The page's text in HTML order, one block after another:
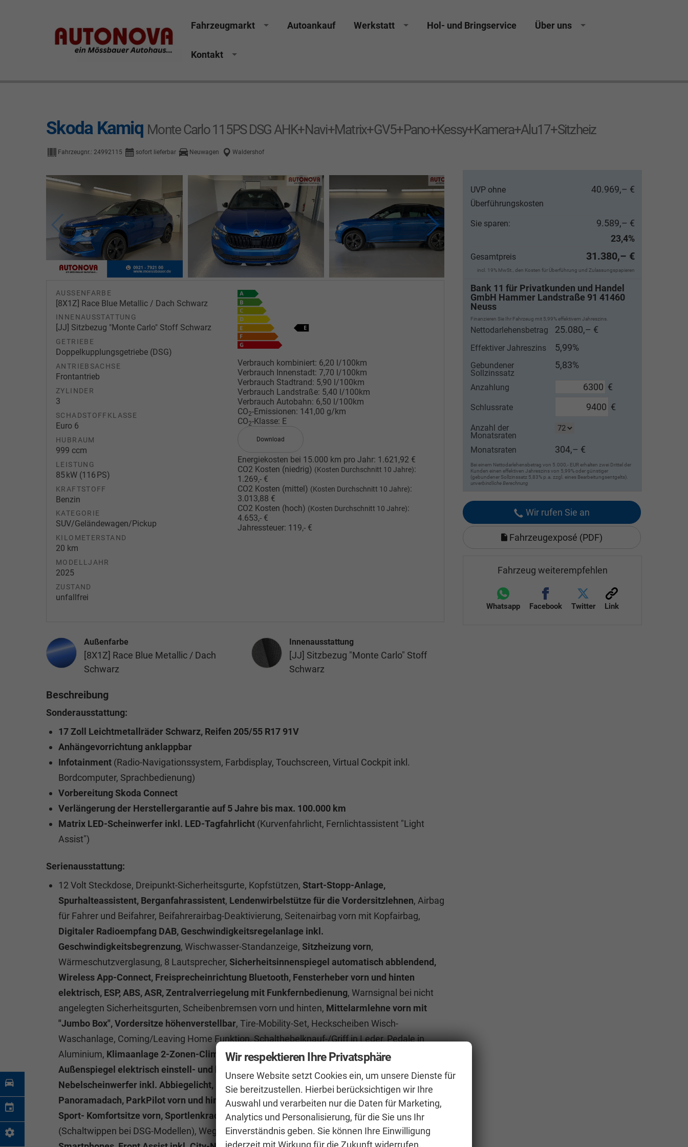
Skoda Kamiq Bayreuth Nützel Mössbauer Autonova Brucker Räthel MGS Autohaus günstig Finanzierung Leasing Neuwagen Gebrauchtwagen Jahreswagen
Fahrzeugmarkt Autoankauf Werkstatt Hol- und Bringservice Über uns
Kontakt
Skoda Kamiq Monte Carlo 115PS DSG AHK+Navi+Matrix+GV5+Pano+Kessy+Kamera+Alu17+Sitzheiz
Fahrzeugnr.: 24992115 sofort lieferbar Neuwagen Waldershof
UVP ohne
Überführungskosten
40.969,– €
Sie sparen:
9.589,– €
23,4%
Gesamtpreis 31.380,– €
incl. 19% MwSt., den Kosten für Überführung und Zulassungspapieren
Bank 11 für Privatkunden und Handel
GmbH Hammer Landstraße 91 41460
Neuss
Finanzieren Sie Ihr Fahrzeug mit 5,99% effektivem Jahreszins.
Nettodarlehensbetrag 25.080,– €
Effektiver Jahreszins 5,99%
Gebundener
Sollzinssatz
5,83%
Anzahlung €
Schlussrate €
Anzahl der
Monatsraten
Monatsraten
304,– €
Bei einem Nettodarlehensbetrag von 5.000,- EUR erhalten zwei Drittel der
Kunden einen effektiven Jahreszins von 5,99% oder günstiger
(gebundener Sollzinssatz 5,83% p.a. zzgl. eines Bearbeitungsentgelts).
unverbindliche Berechnung
Wir rufen Sie an
Fahrzeugexposé (PDF)
Fahrzeug weiterempfehlen
Whatsapp Facebook Twitter Link
AUSSENFARBE
[8X1Z] Race Blue Metallic / Dach Schwarz
INNENAUSSTATTUNG
[JJ] Sitzbezug "Monte Carlo" Stoff Schwarz
GETRIEBE
Doppelkupplungsgetriebe (DSG)
ANTRIEBSACHSE
Frontantrieb
ZYLINDER
3
SCHADSTOFFKLASSE
Euro 6
HUBRAUM
999 ccm
LEISTUNG
85 kW (116 PS)
KRAFTSTOFF
Benzin
KATEGORIE
SUV/Geländewagen/Pickup
KILOMETERSTAND
20 km
MODELLJAHR
2025
ZUSTAND
unfallfrei
Verbrauch kombiniert: 6,20 l/100km
Verbrauch Innenstadt: 7,70 l/100km
Verbrauch Stadtrand: 5,90 l/100km
Verbrauch Landstraße: 5,40 l/100km
Verbrauch Autobahn: 6,50 l/100km
CO2-Emissionen: 141,00 g/km
CO2-Klasse: E
Download
Energiekosten bei 15.000 km pro Jahr: 1.621,92 €
CO2 Kosten (niedrig) (Kosten Durchschnitt 10 Jahre):
1.269,- €
CO2 Kosten (mittel) (Kosten Durchschnitt 10 Jahre):
3.013,88 €
CO2 Kosten (hoch) (Kosten Durchschnitt 10 Jahre):
4.653,- €
Jahressteuer: 119,- €
Außenfarbe
[8X1Z] Race Blue Metallic / Dach
Schwarz
Innenausstattung
Innenausstattung
[JJ] Sitzbezug "Monte Carlo" Stoff
Schwarz
Beschreibung
Sonderausstattung:
17 Zoll Leichtmetallräder Schwarz, Reifen 205/55 R17 91V
Anhängevorrichtung anklappbar
Infotainment (Radio-Navigationssystem, Farbdisplay, Touchscreen, Virtual Cockpit inkl.
Bordcomputer, Sprachbedienung)
Vorbereitung Skoda Connect
Verlängerung der Herstellergarantie auf 5 Jahre bis max. 100.000 km
Matrix LED-Scheinwerfer inkl. LED-Tagfahrlicht (Kurvenfahrlicht, Fernlichtassistent "Light
Assist")
Serienausstattung:
12 Volt Steckdose, Dreipunkt-Sicherheitsgurte, Kopfstützen, Start-Stopp-Anlage,
Spurhalteassistent, Berganfahrassistent, Lendenwirbelstütze für die Vordersitzlehnen, Airbag
für Fahrer und Beifahrer, Beifahrerairbag-Deaktivierung, Seitenairbag vorn mit Kopfairbag,
Digitaler Radioempfang DAB, Geschwindigkeitsregelanlage inkl.
Geschwindigkeitsbegrenzung, Wischwasser-Standanzeige, Sitzheizung vorn,
Wärmeschutzverglasung, 8 Lautsprecher, Sicherheitsinnenspiegel automatisch abblendend,
Wireless App-Connect, Freisprecheinrichtung Bluetooth, Fensterheber vorn und hinten
elektrisch, ESP, ABS, ASR, Zentralverriegelung mit Funkfernbedienung, Warnsignal bei nicht
angelegten Sicherheitsgurten, Scheibenbremsen vorn und hinten, Mittelarmlehne vorn mit
"Jumbo Box", Vordersitze höhenverstellbar, Tire-Mobility-Set, Heckscheiben Wisch-
Waschanlage, Coming/Leaving Home Funktion, Schalthebelknauf-/Griff in Leder, Pedale in
Aluminium, Klimaanlage 2-Zonen-Climatronic, Außenspiegel elektrisch anklappbar,
Außenspiegel elektrisch einstell- und beheizbar
, USB-Schnittstelle, Mittelarmlehne hinten,
Nebelscheinwerfer inkl. Abbiegelicht, Regensensor, Kessy inkl. Diebstahlwarnanlage
Panoramadach, ParkPilot vorn und hinten, Rückfahrkamera, Stoßfänger in Wagenfarbe,
Sport- Komfortsitze vorn, Sportlenkrad, Multifunktions-Lederlenkrad beheizbar
(Schaltwippen bei DSG-Modellen), Wegfahrsperre, Servolenkung, Induktionsladen für
Wir respektieren Ihre Privatsphäre
Unsere Website setzt Cookies ein, um unsere Dienste für
Sie bereitzustellen. Hierbei berücksichtigen wir Ihre
Auswahl und verarbeiten nur die Daten für Marketing,
Analytics und Personalisierung, für die Sie uns Ihr
Einverständnis geben. Sie können Ihre Einwilligung
jederzeit mit Wirkung für die Zukunft widerrufen.